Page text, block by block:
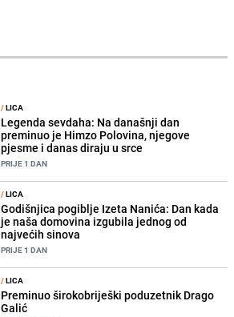
/LICA
Legenda sevdaha: Na današnji dan
preminuo je Himzo Polovina, njegove
pjesme i danas diraju u srce
PRIJE 1 DAN
/LICA
Godišnjica pogiblje Izeta Nanića: Dan kada
je naša domovina izgubila jednog od
najvećih sinova
PRIJE 1 DAN
/LICA
Preminuo širokobriješki poduzetnik Drago
Galić